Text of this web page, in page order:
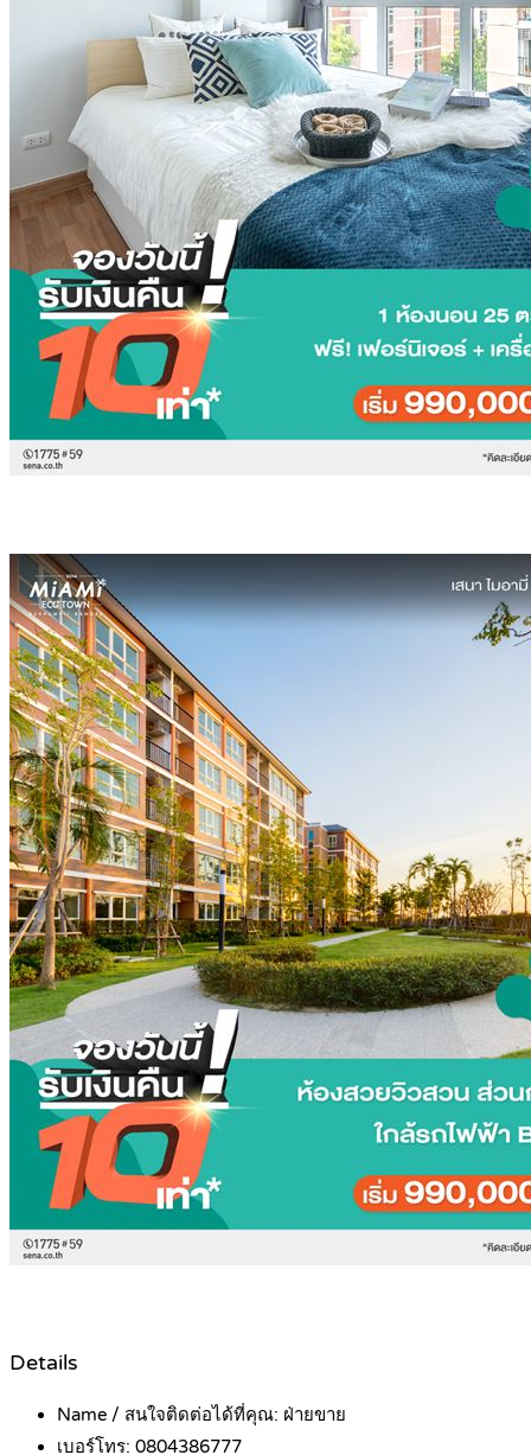
Details
Name / สนใจติดต่อได้ที่คุณ: ฝ่ายขาย
เบอร์โทร: 0804386777